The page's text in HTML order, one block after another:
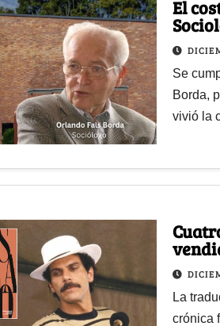
El
voz
Se
Borda,
vivió la
La
crónica